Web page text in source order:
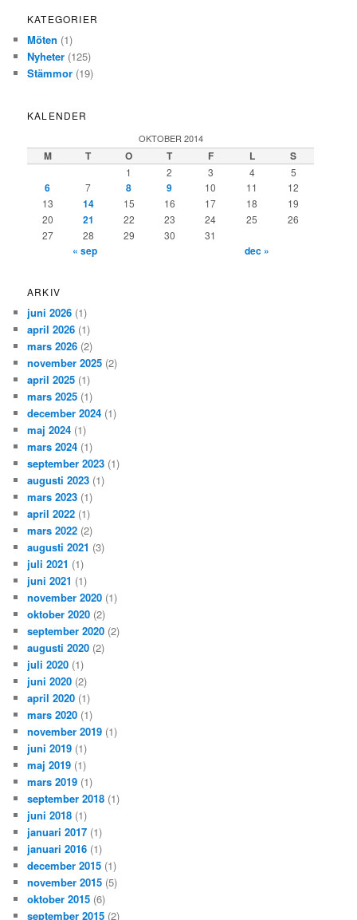
KATEGORIER
Möten (1)
Nyheter (125)
Stämmor (19)
KALENDER
OKTOBER 2014
M T O T F L S
1 2 3 4 5
6 7 8 9 10 11
12
13
14 15 16 17 18
19
20
21 22 23 24 25
26
27
28 29 30 31
« sep dec »
ARKIV
juni 2026 (1)
april 2026 (1)
mars 2026 (2)
november 2025 (2)
april 2025 (1)
mars 2025 (1)
december 2024 (1)
maj 2024 (1)
mars 2024 (1)
september 2023 (1)
augusti 2023 (1)
mars 2023 (1)
april 2022 (1)
mars 2022 (2)
augusti 2021 (3)
juli 2021 (1)
juni 2021 (1)
november 2020 (1)
oktober 2020 (2)
september 2020 (2)
augusti 2020 (2)
juli 2020 (1)
juni 2020 (2)
april 2020 (1)
mars 2020 (1)
november 2019 (1)
juni 2019 (1)
maj 2019 (1)
mars 2019 (1)
september 2018 (1)
juni 2018 (1)
januari 2017 (1)
januari 2016 (1)
december 2015 (1)
november 2015 (5)
oktober 2015 (6)
september 2015 (2)